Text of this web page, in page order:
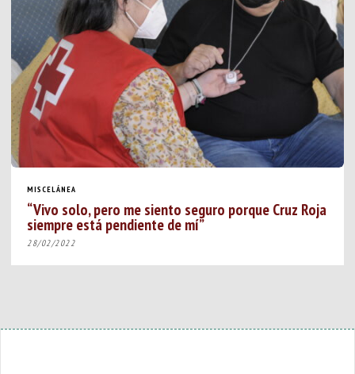
MISCELÁNEA
“Vivo solo, pero me siento seguro porque Cruz Roja
siempre está pendiente de mí”
28/02/2022